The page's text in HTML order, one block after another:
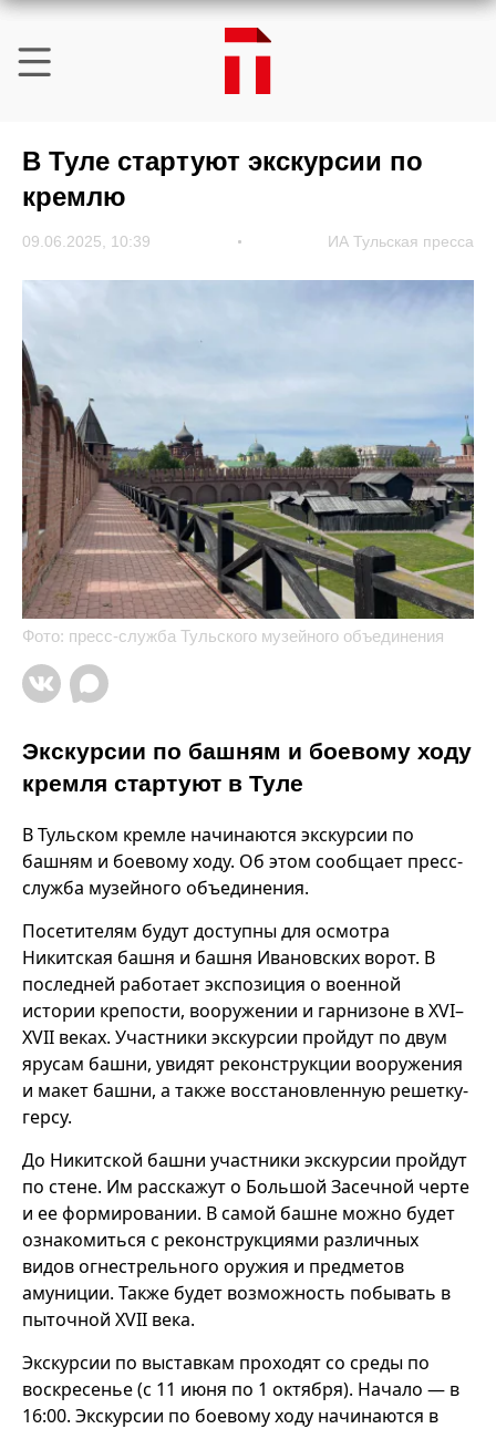
В Туле стартуют экскурсии по
кремлю
09.06.2025, 10:39 ИА Тульская пресса
Фото: пресс-служба Тульского музейного объединения
Экскурсии по башням и боевому ходу
кремля стартуют в Туле
В Тульском кремле начинаются экскурсии по
башням и боевому ходу. Об этом сообщает пресс-
служба музейного объединения.
Посетителям будут доступны для осмотра
Никитская башня и башня Ивановских ворот. В
последней работает экспозиция о военной
истории крепости, вооружении и гарнизоне в XVI–
XVII веках. Участники экскурсии пройдут по двум
ярусам башни, увидят реконструкции вооружения
и макет башни, а также восстановленную решетку-
герсу.
До Никитской башни участники экскурсии пройдут
по стене. Им расскажут о Большой Засечной черте
и ее формировании. В самой башне можно будет
ознакомиться с реконструкциями различных
видов огнестрельного оружия и предметов
амуниции. Также будет возможность побывать в
пыточной XVII века.
Экскурсии по выставкам проходят со среды по
воскресенье (с 11 июня по 1 октября). Начало — в
16:00. Экскурсии по боевому ходу начинаются в